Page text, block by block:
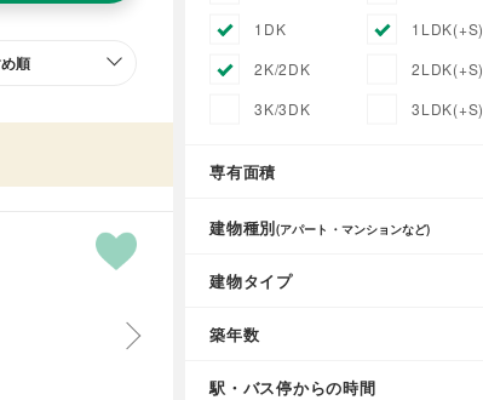
1DK
1LDK(+S)
2K/2DK
2LDK(+S)
3K/3DK
3LDK(+S)
専有面積
建物種別(アパート・マンションなど)
建物タイプ
築年数
駅・バス停からの時間